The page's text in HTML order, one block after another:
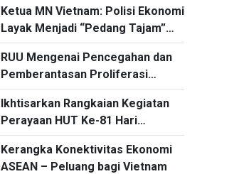
Ketua MN Vietnam: Polisi Ekonomi
Layak Menjadi “Pedang Tajam”
dalam Pencegahan dan
Pemberantasan Kriminalitas
RUU Mengenai Pencegahan dan
Pemberantasan Proliferasi
Senjata Pemusnah Massal
Berfokus Pada Pencegahan dan
Pelaksanaan Komitmen
Internasional oleh Vietnam
Ikhtisarkan Rangkaian Kegiatan
Perayaan HUT Ke-81 Hari
Kemerdekaan Indonesia di Hanoi
Kerangka Konektivitas Ekonomi
ASEAN – Peluang bagi Vietnam